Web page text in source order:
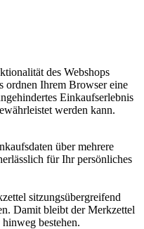
des Webshops
ordnen Ihrem Browser eine
Einkaufserlebnis
werden kann.
über mehrere
für Ihr persönliches
sitzungsübergreifend
Damit bleibt der Merkzettel
bestehen.